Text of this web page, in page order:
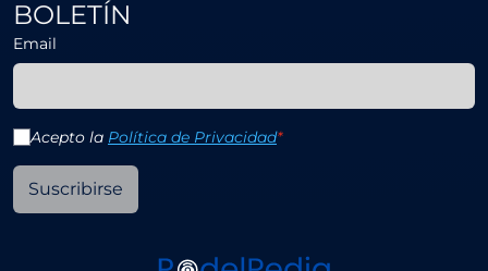
BOLETÍN
Email
Acepto la Política de Privacidad*
Suscribirse